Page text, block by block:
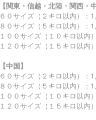
【関東・信越・北陸・関西・
６０サイズ（２キロ以内）：
８０サイズ（５キロ以内）：
１００サイズ（１０キロ以内
１２０サイズ（１５キロ以内
【中国】
６０サイズ（２キロ以内）：
８０サイズ（５キロ以内）：
１００サイズ（１０キロ以内
１２０サイズ（１５キロ以内